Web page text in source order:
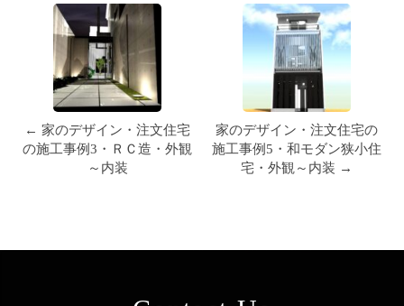
← 家のデザイン・注文住宅
の施工事例3・ＲＣ造・外観
～内装
家のデザイン・注文住宅の
施工事例5・和モダン狭小住
宅・外観～内装 →